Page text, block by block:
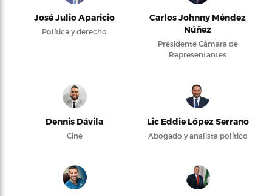
José Julio Aparicio
Política y derecho
Carlos Johnny Méndez
Núñez
Presidente Cámara de
Representantes
Dennis Dávila
Cine
Lic Eddie López Serrano
Abogado y analista político